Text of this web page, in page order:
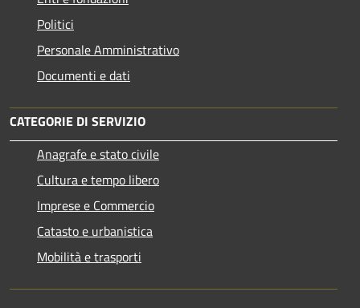
Politici
Personale Amministrativo
Documenti e dati
CATEGORIE DI SERVIZIO
Anagrafe e stato civile
Cultura e tempo libero
Imprese e Commercio
Catasto e urbanistica
Mobilità e trasporti